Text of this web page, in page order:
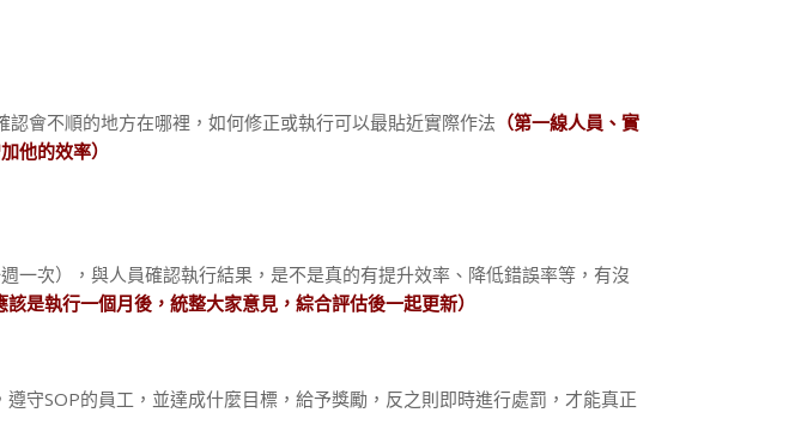
會不順的地方在哪裡，如何修正或執行可以最貼近實際作法 （第一線人員、實
他的效率）
次），與人員確認執行結果，是不是真的有提升效率、降低錯誤率等，有沒
該是執行一個月後，統整大家意見，綜合評估後一起更新）
守SOP的員工，並達成什麼目標，給予獎勵，反之則即時進行處罰，才能真正